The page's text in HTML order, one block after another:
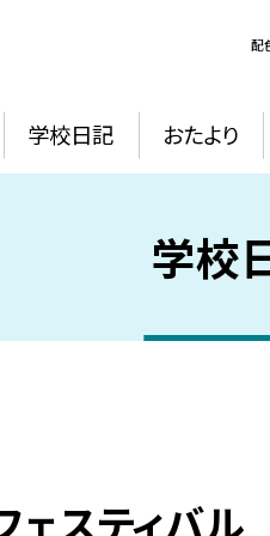
配
学校日記 おたより
学校
ェスティバル